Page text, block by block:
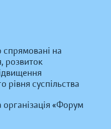
спрямовані на
розвиток
рівня суспільства
«Форум